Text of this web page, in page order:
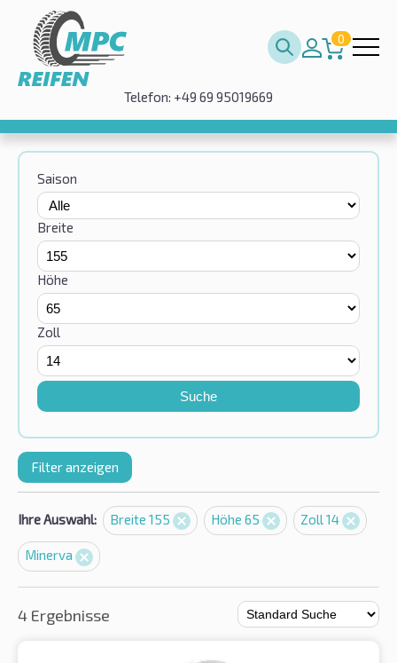
0
Telefon: +49 69 95019669
Saison
Breite
Höhe
Zoll
Suche
Filter anzeigen
Ihre Auswahl: Breite 155 Höhe 65 Zoll 14
Minerva
4 Ergebnisse